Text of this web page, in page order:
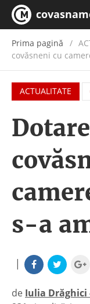
Prima pagină
covăsneni cu
ACTUALITATE
s-a
|
de Iulia Drăghici